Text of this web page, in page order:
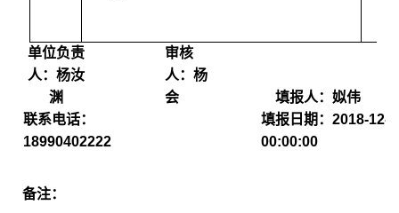
单位负责
人：杨汝
渊
审核
人：杨
会
填报人：姒伟
联系电话：
18990402222
填报日期： 2018-12-
00:00:00
备注：